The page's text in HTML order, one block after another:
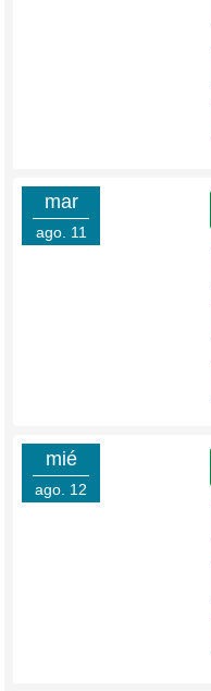
mar
ago. 11
mié
ago. 12